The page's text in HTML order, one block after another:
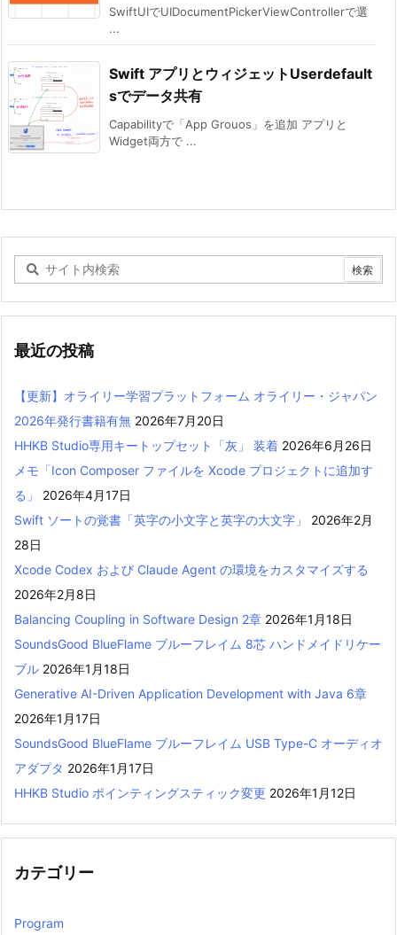
SwiftUIでUIDocumentPickerViewControllerで選
...
Swift アプリとウィジェットUserdefault
sでデータ共有
Capabilityで「App Grouos」を追加 アプリと
Widget両方で ...
最近の投稿
【更新】オライリー学習プラットフォーム オライリー・ジャパン
2026年発行書籍有無 2026年7月20日
HHKB Studio専用キートップセット「灰」 装着 2026年6月26日
メモ「Icon Composer ファイルを Xcode プロジェクトに追加す
る」
2026年4月17日
Swift ソートの覚書「英字の小文字と英字の大文字」
2026年2月
28日
Xcode Codex および Claude Agent の環境をカスタマイズする
2026年2月8日
Balancing Coupling in Software Design 2章 2026年1月18日
SoundsGood BlueFlame ブルーフレイム 8芯 ハンドメイドリケー
ブル 2026年1月18日
Generative AI-Driven Application Development with Java 6章
2026年1月17日
SoundsGood BlueFlame ブルーフレイム USB Type-C オーディオ
アダプタ 2026年1月17日
HHKB Studio ポインティングスティック変更 2026年1月12日
カテゴリー
Program